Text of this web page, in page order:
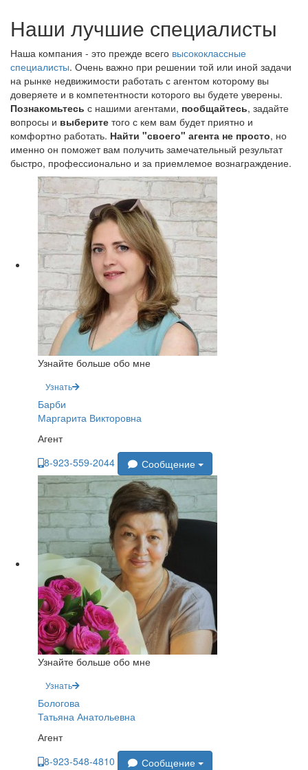
Наши лучшие специалисты
Наша компания - это прежде всего высококлассные
специалисты. Очень важно при решении той или иной задачи
на рынке недвижимости работать с агентом которому вы
доверяете и в компетентности которого вы будете уверены.
Познакомьтесь с нашими агентами, пообщайтесь, задайте
вопросы и выберите того с кем вам будет приятно и
комфортно работать. Найти "своего" агента не просто, но
именно он поможет вам получить замечательный результат
быстро, профессионально и за приемлемое вознаграждение.
Узнайте больше обо мне
Узнать
Барби
Маргарита Викторовна
Агент
8-923-559-2044
Сообщение
Узнайте больше обо мне
Узнать
Бологова
Татьяна Анатольевна
Агент
8-923-548-4810
Сообщение